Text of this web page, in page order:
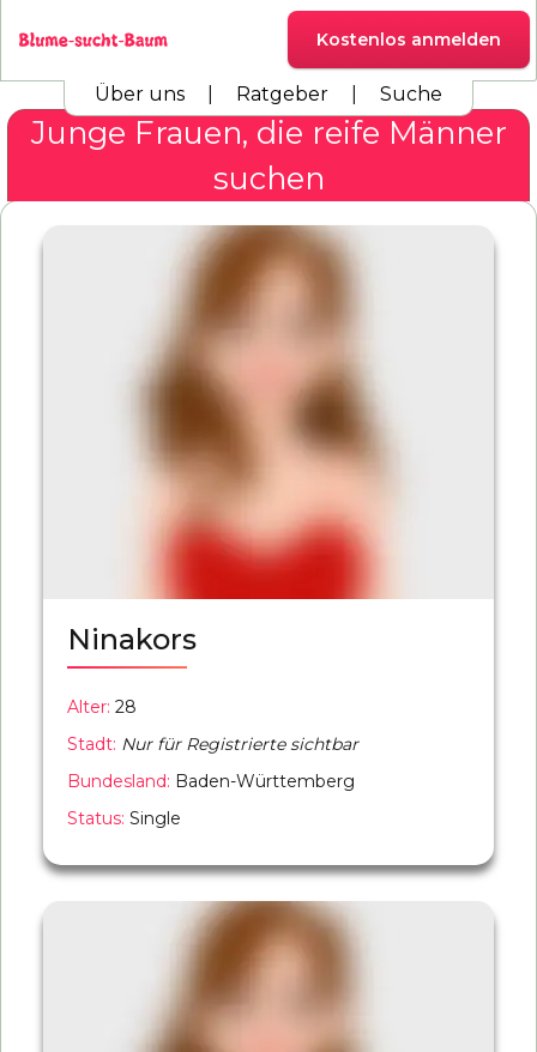
Kostenlos anmelden
Über uns Ratgeber Suche
Junge Frauen, die reife Männer
suchen
Ninakors
Alter: 28
Stadt: Nur für Registrierte sichtbar
Bundesland: Baden-Württemberg
Status: Single